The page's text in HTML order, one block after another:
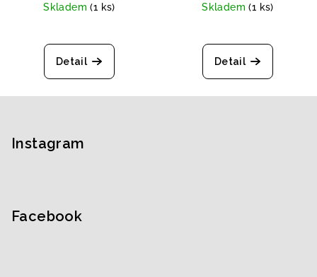
Skladem(1 ks)
Detail
Skladem(1 ks)
Detail
Instagram
Facebook